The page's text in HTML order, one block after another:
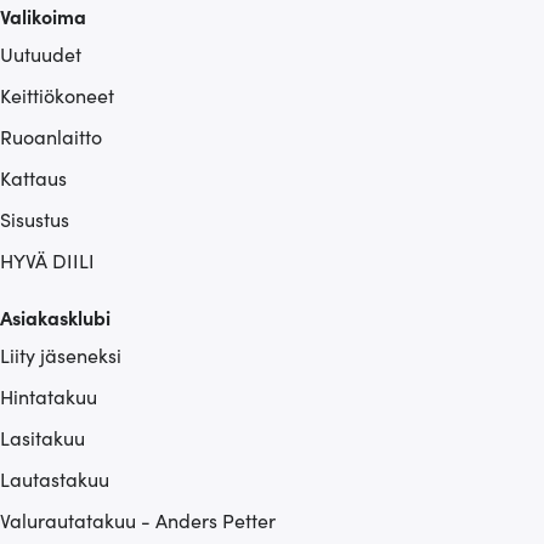
sivustoamme. Kumppanimme voivat yhdistää näitä
tietoja muihin tietoihin, joita olet antanut heille tai joita on
Valikoima
Uutuudet
Keittiökoneet
Ruoanlaitto
Kattaus
Sisustus
HYVÄ DIILI
Asiakasklubi
Liity jäseneksi
Hintatakuu
Lasitakuu
Lautastakuu
Valurautatakuu - Anders Petter